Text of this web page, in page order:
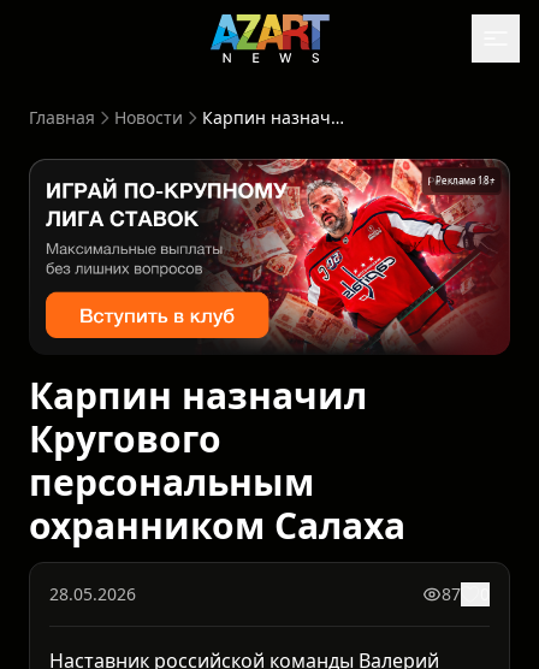
Главная Новости Карпин назначил Кругового персональным охранником Салаха
Реклама 18+
Карпин назначил
Кругового
персональным
охранником Салаха
28.05.2026 87
Наставник российской команды Валерий